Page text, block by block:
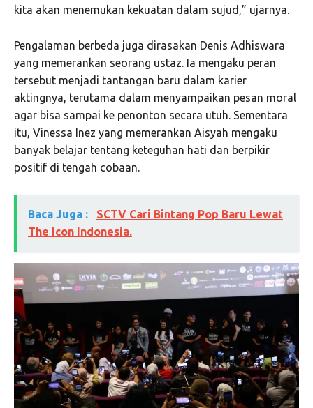
kita akan menemukan kekuatan dalam sujud,” ujarnya.
Pengalaman berbeda juga dirasakan Denis Adhiswara
yang memerankan seorang ustaz. Ia mengaku peran
tersebut menjadi tantangan baru dalam karier
aktingnya, terutama dalam menyampaikan pesan moral
agar bisa sampai ke penonton secara utuh. Sementara
itu, Vinessa Inez yang memerankan Aisyah mengaku
banyak belajar tentang keteguhan hati dan berpikir
positif di tengah cobaan.
Baca Juga :
SCTV Cari Bintang Pop Baru Lewat
The Icon Indonesia.